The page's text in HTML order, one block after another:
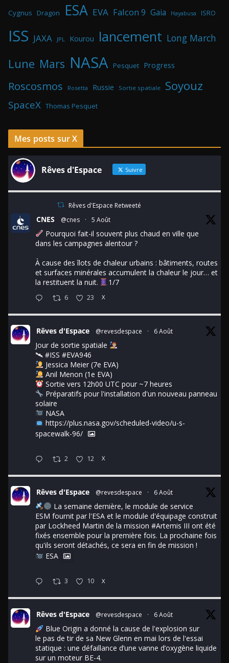
Cygnus Dragon ESA EVA Falcon 9 Gaia Hayabusa ISRO
ISS JAXA JPL Kourou lancement Long March
Lune Mars NASA Pesquet Progress
Roscosmos Rosetta Russie Sortie spatiale Soyouz
SpaceX Thomas Pesquet
Mes posts sur X
Rêves d'Espace Suivre
Rêves d'Espace Retweeté
CNES @cnes · 5 Août
Pourquoi fait-il souvent plus chaud en ville que
dans les campagnes alentour ?
À cause des îlots de chaleur urbains : bâtiments, routes
et surfaces minérales accumulent la chaleur le jour… et
la restituent la nuit.
1/7
6 23 X
Rêves d'Espace @revesdespace · 6 Août
Jour de sortie spatiale
🛰 #ISS #EVA946
Jessica Meier (7e EVA)
Anil Menon (1e EVA)
Sortie vers 12h00 UTC pour ~7 heures
Préparatifs pour l'installation d'un nouveau panneau
solaire
NASA
https://plus.nasa.gov/scheduled-video/u-s-
spacewalk-96/
2 12 X
Rêves d'Espace @revesdespace · 6 Août
La semaine dernière, le module de service
ESM fournit par l'ESA et le module d'équipage construit
par Lockheed Martin de la mission #Artemis III ont été
fixés ensemble pour la première fois. La prochaine fois
qu'ils seront détachés, ce sera en fin de mission !
ESA
3 10 X
Rêves d'Espace @revesdespace · 6 Août
Blue Origin a donné la cause de l'explosion sur
le pas de tir de sa New Glenn en mai lors de l'essai
statique : une défaillance d’une vanne d’oxygène liquide
sur un moteur BE-4.